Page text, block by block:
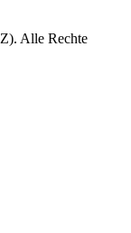
Alle Rechte